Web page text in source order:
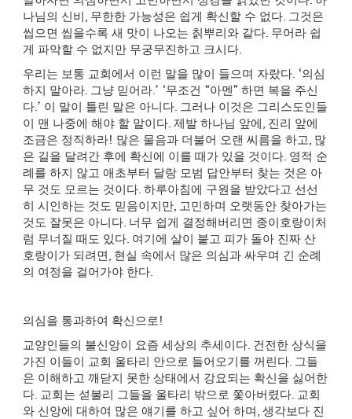
나님의 신비 , 무한한 가능성은 쉽게 확신할 수 없다. 그것은
씹으면 씹을수록 새 맛이 나오는 칡뿌리와 같다. 무어라 쉽
게 파악할 수 없지만 무궁무진하고 크시다.
우리는 보통 교회에서 이런 말을 많이 들으며 자랐다. ‘의심
하지 말아라. 그냥 믿어라.’ ‘무조건 “아멘 ” 하면 복을 주신
다.’ 이 말이 틀린 말은 아니다. 그러나 이것은 그리스도인들
이 맨 나중에 해야 할 말이다. 제발 하나님 앞에 , 진리 앞에
조금은 정직하라! 많은 물음과 더불어 오랜 씨름을 하고, 많
은 길을 달려간 후에 확신에 이를 때가 있을 것이다. 영적 순
례를 하지 않고 애초부터 달랑 모범 답안부터 찾는 것은 아
무 것도 모르는 것이다. 하루아침에 구원을 받았다고 선선
히 시인하는 것도 믿음이지만, 고민하며 오랫동안 찾아가는
것도 잘못은 아니다. 너무 쉽게 결정해버리면 종이호랑이처
럼 무너질 때도 있다. 여기에 살이 붙고 피가 돌아 진짜 산
호랑이가 되려면 , 현실 속에서 많은 의심과 싸우며 긴 순례
의 여정을 걸어가야 한다.
의심을 통과하여 확신으로 !
교양인들의 불신앙이 요즘 세상의 추세이다. 건전한 상식을
가진 이들이 교회 울타리 안으로 들어오기를 꺼린다. 그들
은 이해하고 깨닫지 못한 상태에서 강요되는 확신을 싫어한
다. 교회는 섣불리 그들을 울타리 밖으로 쫓아버렸다. 교회
와 신앙에 대하여 많은 얘기를 하고 싶어 하며 , 생각보다 진